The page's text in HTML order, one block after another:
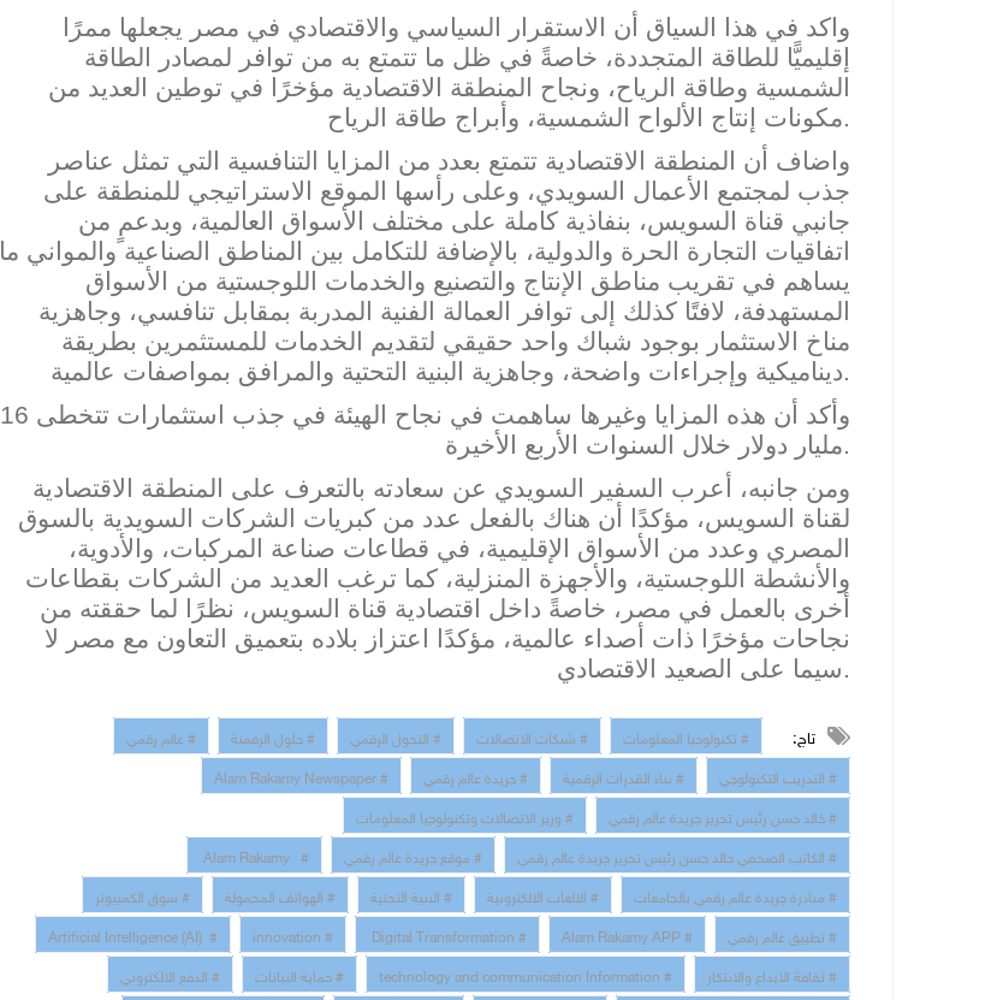
واكد في هذا السياق أن الاستقرار السياسي والاقتصادي في مصر يجعلها ممرًا
إقليميًّا للطاقة المتجددة، خاصةً في ظل ما تتمتع به من توافر لمصادر الطاقة
الشمسية وطاقة الرياح، ونجاح المنطقة الاقتصادية مؤخرًا في توطين العديد من
مكونات إنتاج الألواح الشمسية، وأبراج طاقة الرياح.
واضاف أن المنطقة الاقتصادية تتمتع بعدد من المزايا التنافسية التي تمثل عناصر
جذب لمجتمع الأعمال السويدي، وعلى رأسها الموقع الاستراتيجي للمنطقة على
جانبي قناة السويس، بنفاذية كاملة على مختلف الأسواق العالمية، وبدعمٍ من
اتفاقيات التجارة الحرة والدولية، بالإضافة للتكامل بين المناطق الصناعية والمواني ما
يساهم في تقريب مناطق الإنتاج والتصنيع والخدمات اللوجستية من الأسواق
المستهدفة، لافتًا كذلك إلى توافر العمالة الفنية المدربة بمقابل تنافسي، وجاهزية
مناخ الاستثمار بوجود شباك واحد حقيقي لتقديم الخدمات للمستثمرين بطريقة
ديناميكيةوإجراءات واضحة، وجاهزية البنية التحتية والمرافق بمواصفات عالمية.
وأكد أن هذه المزايا وغيرها ساهمت في نجاح الهيئة في جذب استثمارات تتخطى 16
مليار دولار خلال السنوات الأربع الأخيرة.
ومن جانبه، أعرب السفير السويدي عن سعادته بالتعرف على المنطقة الاقتصادية
لقناة السويس، مؤكدًا أن هناك بالفعل عدد من كبريات الشركات السويدية بالسوق
المصري وعدد من الأسواق الإقليمية، في قطاعات صناعة المركبات، والأدوية،
والأنشطة اللوجستية، والأجهزة المنزلية، كما ترغب العديد من الشركات بقطاعات
أخرى بالعمل في مصر، خاصةً داخل اقتصادية قناة السويس، نظرًا لما حققته من
نجاحات مؤخرًا ذات أصداء عالمية، مؤكدًا اعتزاز بلاده بتعميق التعاون مع مصر لا
سيما على الصعيد الاقتصادي.
تاج: # تكنولوجيا المعلومات # شبكات الاتصالات # التحول الرقمي # حلول الرقمنة
# عالم رقمي
# التدريب التكنولوجي
# بناء القدرات الرقمية # جريدة عالم رقمي
# Alam Rakamy Newspaper
# خالد حسن رئيس تحرير جريدة عالم رقمي
# وزير الاتصالات وتكنولوجيا المعلومات
# الكاتب الصحفي خالد حسن رئيس تحرير جريدة عالم رقمي
# موقع جريدة عالم رقمي
# Alam Rakamy
# مبادرة جريدة عالم رقمي بالجامعات
# الالعاب الالكترونية # البنية التحتية # الهواتف المحمولة
# سوق الكمبيوتر
# تطبيق عالم رقمي
# Alam Rakamy APP
# Digital Transformation
# innovation
# Artificial Intelligence (AI)
# ثقافة الابداع والابتكار
# technology and communication Information # حماية البيانات
# الدفع الالكتروني